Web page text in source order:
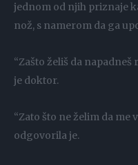
jednom od njih priznaje
nož, s namerom da ga
“Zašto želiš da napadneš
je doktor.
“Zato što ne želim da me
odgovorila je.